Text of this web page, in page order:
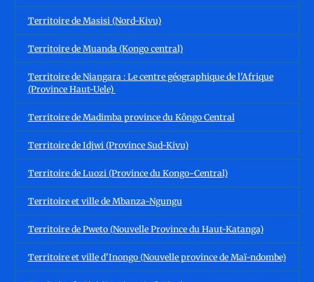
Territoire de Masisi (Nord-Kivu)
Territoire de Muanda (Kongo central)
Territoire de Niangara : Le centre géographique de l'Afrique
(Province Haut-Uele)
Territoire de Madimba province du Kôngo Central
Territoire de Idjwi (Province Sud-Kivu)
Territoire de Luozi (Province du Kongo-Central)
Territoire et ville de Mbanza-Ngungu
Territoire de Pweto (Nouvelle Province du Haut-Katanga)
Territoire et ville d'Inongo (Nouvelle province de Maï-ndombe)